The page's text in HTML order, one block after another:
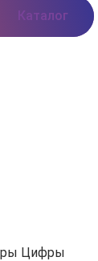
Востряковское
7, стр. 3
Каталог
Цифры